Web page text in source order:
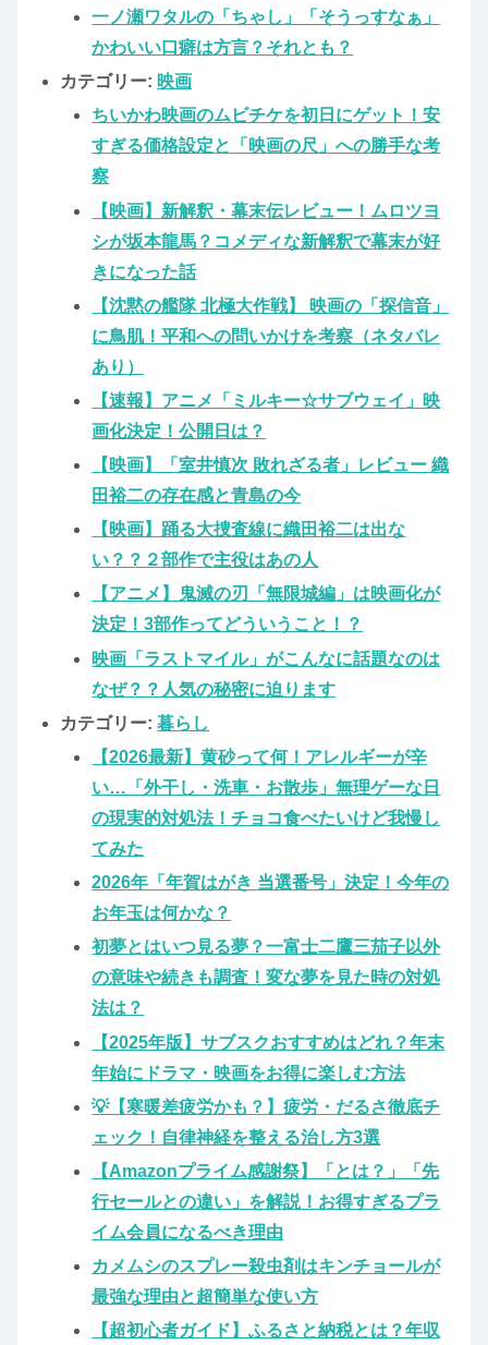
一ノ瀬ワタルの「ちゃし」「そうっすなぁ」
かわいい口癖は方言？それとも？
カテゴリー: 映画
ちいかわ映画のムビチケを初日にゲット！安
すぎる価格設定と「映画の尺」への勝手な考
察
【映画】新解釈・幕末伝レビュー！ムロツヨ
シが坂本龍馬？コメディな新解釈で幕末が好
きになった話
【沈黙の艦隊 北極大作戦】 映画の「探信音」
に鳥肌！平和への問いかけを考察（ネタバレ
あり）
【速報】アニメ「ミルキー☆サブウェイ」映
画化決定！公開日は？
【映画】「室井慎次 敗れざる者」レビュー 織
田裕二の存在感と青島の今
【映画】踊る大捜査線に織田裕二は出な
い？？２部作で主役はあの人
【アニメ】鬼滅の刃「無限城編」は映画化が
決定！3部作ってどういうこと！？
映画「ラストマイル」がこんなに話題なのは
なぜ？？人気の秘密に迫ります
カテゴリー:暮らし
【2026最新】黄砂って何！アレルギーが辛
い…「外干し・洗車・お散歩」無理ゲーな日
の現実的対処法！チョコ食べたいけど我慢し
てみた
2026年「年賀はがき 当選番号」決定！今年の
お年玉は何かな？
初夢とはいつ見る夢？一富士二鷹三茄子以外
の意味や続きも調査！変な夢を見た時の対処
法は？
【2025年版】サブスクおすすめはどれ？年末
年始にドラマ・映画をお得に楽しむ方法
💡【寒暖差疲労かも？】疲労・だるさ徹底チ
ェック！自律神経を整える治し方3選
【Amazonプライム感謝祭】「とは？」「先
行セールとの違い」を解説！お得すぎるプラ
イム会員になるべき理由
カメムシのスプレー殺虫剤はキンチョールが
最強な理由と超簡単な使い方
【超初心者ガイド】ふるさと納税とは？年収